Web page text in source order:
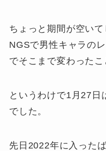
ちょっと期間が空い
NGSで男性キャラの
でそこまで変わったこ
というわけで1月27日
でした。
先日2022年に入った